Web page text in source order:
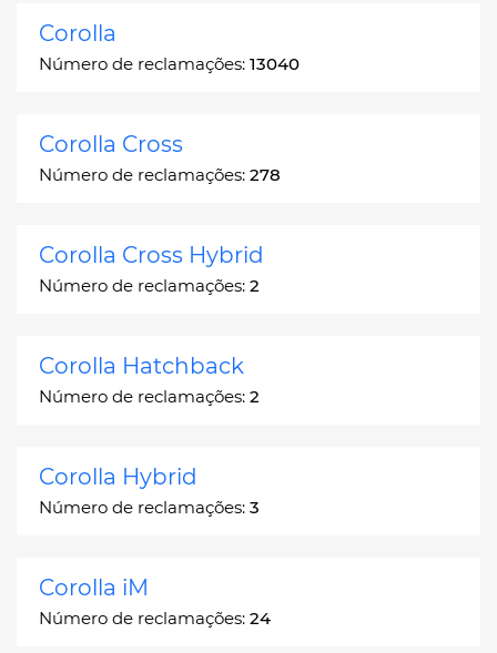
Corolla
Número de reclamações: 13040
Corolla Cross
Número de reclamações: 278
Corolla Cross Hybrid
Número de reclamações: 2
Corolla Hatchback
Número de reclamações: 2
Corolla Hybrid
Número de reclamações: 3
Corolla iM
Número de reclamações: 24